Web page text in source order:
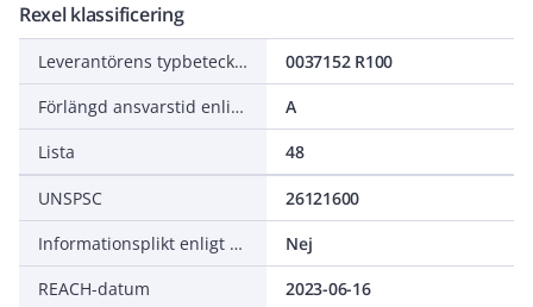
Rexel klassificering
Leverantörens typbeteckning
0037152 R100
Förlängd ansvarstid enligt ALEM-09
A
Lista
48
UNSPSC
26121600
Informationsplikt enligt REACH
Nej
REACH-datum
2023-06-16